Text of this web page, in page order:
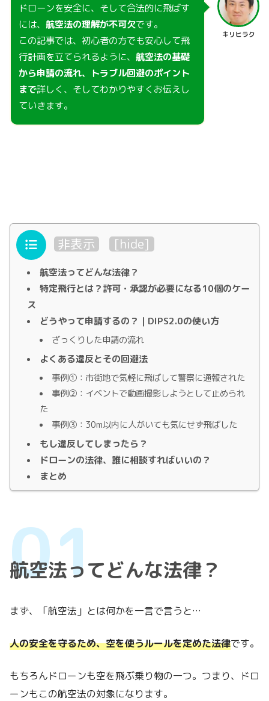
キリヒラク
ドローンを安全に、そして合法的に飛ばす
には、 航空法の理解が不可欠です。
この記事では、初心者の方でも安心して飛
行計画を立てられるように、 航空法の基礎
から申請の流れ、トラブル回避のポイント
まで詳しく、そしてわかりやすくお伝えし
ていきます。
目次 非表示 [hide]
航空法ってどんな法律？
特定飛行とは？許可・承認が必要になる10個のケー
ス
どうやって申請するの？｜DIPS2.0の使い方
ざっくりした申請の流れ
よくある違反とその回避法
事例①：市街地で気軽に飛ばして警察に通報された
事例②：イベントで動画撮影しようとして止められ
た
事例③：30m以内に人がいても気にせず飛ばした
もし違反してしまったら？
ドローンの法律、誰に相談すればいいの？
まとめ
航空法ってどんな法律？
まず、「航空法」とは何かを一言で言うと…
人の安全を守るため、空を使うルールを定めた法律です。
もちろんドローンも空を飛ぶ乗り物の一つ。つまり、ドロ
ーンもこの航空法の対象になります。